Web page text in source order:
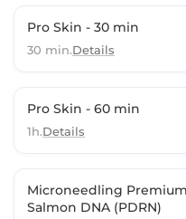
Pro Skin - 30 min
30 min.Details
Pro Skin - 60 min
1h.Details
Microneedling
Salmon DNA (PDRN)